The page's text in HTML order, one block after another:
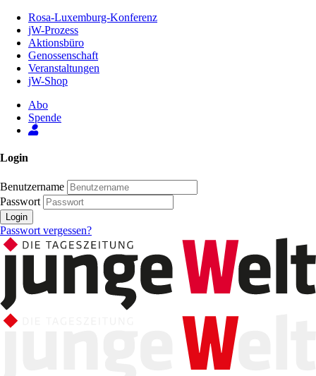
Inhalt
Seite
Rosa-Luxemburg-Konferenz
jW-Prozess
Aktionsbüro
Genossenschaft
Veranstaltungen
jW-Shop
Abo
Spende
Login
Benutzername
Passwort
Login
Passwort vergessen?